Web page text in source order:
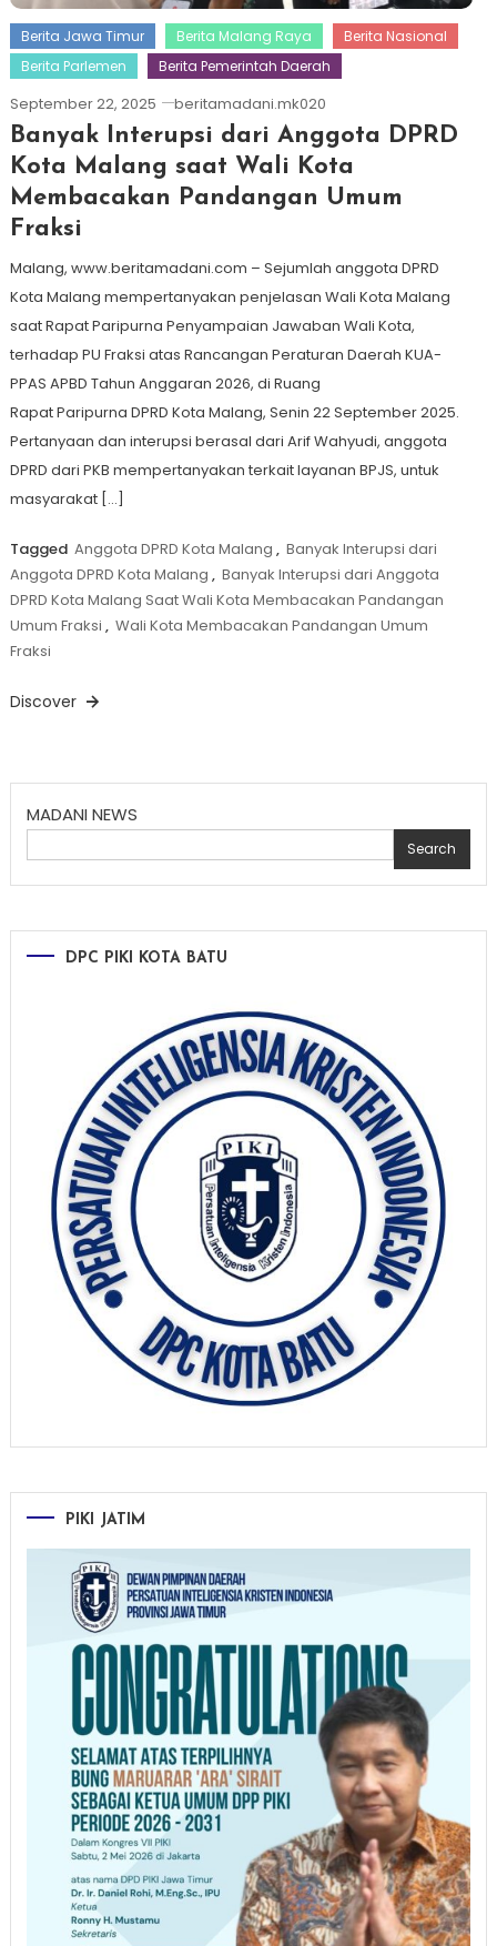
Berita Jawa Timur Berita Malang Raya
Berita Nasional
Berita Parlemen
Berita Pemerintah Daerah
September 22, 2025 beritamadani.mk020
Banyak Interupsi dari Anggota DPRD
Kota Malang saat Wali Kota
Membacakan Pandangan Umum
Fraksi
Malang, www.beritamadani.com – Sejumlah anggota DPRD
Kota Malang mempertanyakan penjelasan Wali Kota Malang
saat Rapat Paripurna Penyampaian Jawaban Wali Kota,
terhadap PU Fraksi atas Rancangan Peraturan Daerah KUA-
PPAS APBD Tahun Anggaran 2026, di Ruang
Rapat Paripurna DPRD Kota Malang, Senin 22 September 2025.
Pertanyaan dan interupsi berasal dari Arif Wahyudi, anggota
DPRD dari PKB mempertanyakan terkait layanan BPJS, untuk
masyarakat […]
Tagged Anggota DPRD Kota Malang , Banyak Interupsi dari
Anggota DPRD Kota Malang , Banyak Interupsi dari Anggota
DPRD Kota Malang Saat Wali Kota Membacakan Pandangan
Umum Fraksi , Wali Kota Membacakan Pandangan Umum
Fraksi
Discover
MADANI NEWS
Search
DPC PIKI KOTA BATU
PIKI JATIM